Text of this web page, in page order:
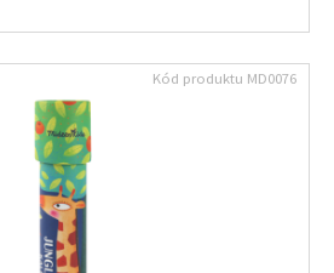
Kód produktu MD0076